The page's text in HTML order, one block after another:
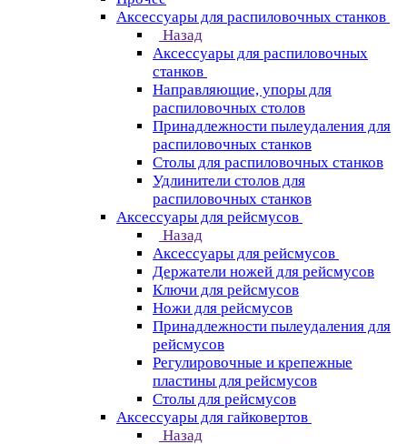
Аксессуары для распиловочных станков
Назад
Аксессуары для распиловочных
станков
Направляющие, упоры для
распиловочных столов
Принадлежности пылеудаления для
распиловочных станков
Столы для распиловочных станков
Удлинители столов для
распиловочных станков
Аксессуары для рейсмусов
Назад
Аксессуары для рейсмусов
Держатели ножей для рейсмусов
Ключи для рейсмусов
Ножи для рейсмусов
Принадлежности пылеудаления для
рейсмусов
Регулировочные и крепежные
пластины для рейсмусов
Столы для рейсмусов
Аксессуары для гайковертов
Назад